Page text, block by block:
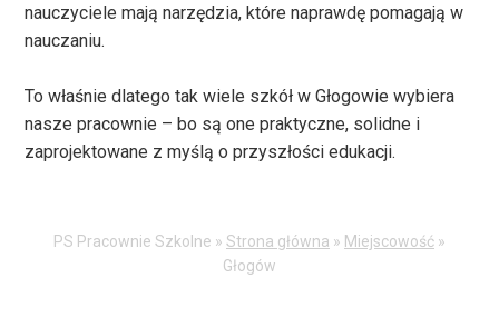
nauczyciele mają narzędzia, które naprawdę pomagają w
nauczaniu.
To właśnie dlatego tak wiele szkół w Głogowie wybiera
nasze pracownie – bo są one praktyczne, solidne i
zaprojektowane z myślą o przyszłości edukacji.
PS Pracownie Szkolne » Strona główna » Miejscowość »
Głogów